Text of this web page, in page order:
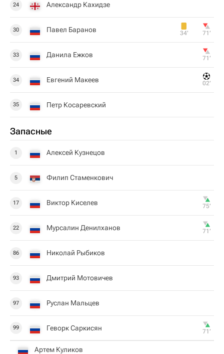
24 Александр Кахидзе
30 Павел Баранов 34‎’‎ 71‎’‎
33 Данила Ежков 71‎’‎
34 Евгений Макеев 02‎’‎
35 Петр Косаревский
Запасные
1 Алексей Кузнецов
5 Филип Стаменкович
17 Виктор Киселев 75‎’‎
22 Мурсалин Денилханов 71‎’‎
86 Николай Рыбиков
93 Дмитрий Мотовичев
97 Руслан Мальцев
99 Геворк Саркисян 71‎’‎
Артем Куликов